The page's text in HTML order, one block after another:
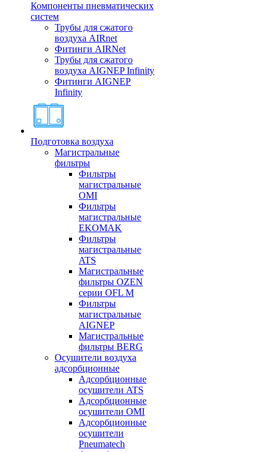
Компоненты пневматических
систем
Трубы для сжатого
воздуха AIRnet
Фитинги AIRNet
Трубы для сжатого
воздуха AIGNEP Infinity
Фитинги AIGNEP
Infinity
Подготовка воздуха
Магистральные
фильтры
Фильтры
магистральные
OMI
Фильтры
магистральные
EKOMAK
Фильтры
магистральные
ATS
Магистральные
фильтры OZEN
серии OFL M
Фильтры
магистральные
AIGNEP
Магистральные
фильтры BERG
Осушители воздуха
адсорбционные
Адсорбционные
осушители ATS
Адсорбционные
осушители OMI
Адсорбционные
осушители
Pneumatech